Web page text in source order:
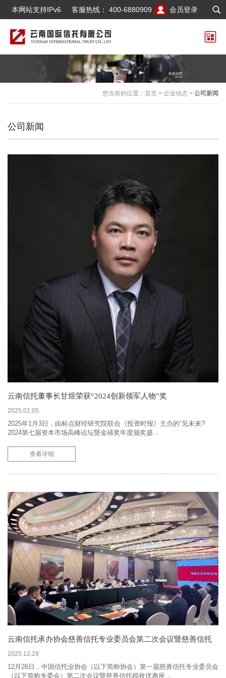
会员登录
客服热线： 400-6880909
本网站支持IPv6
您当前的位置： 首页 > 企业动态 > 公司新闻
公司新闻
云南信托董事长甘煜荣获“2024创新领军人物”奖
2025.01.05
2025年1月3日，由标点财经研究院联合《投资时报》主办的“见未来?
2024第七届资本市场高峰论坛暨金禧奖年度颁奖盛…
查看详细
云南信托承办协会慈善信托专业委员会第二次会议暨慈善信托
税收优惠座谈会
2025.12.29
12月26日，中国信托业协会（以下简称协会）第一届慈善信托专业委员会
（以下简称专委会）第二次会议暨慈善信托税收优惠座…